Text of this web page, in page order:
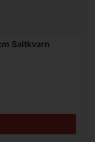
Saltkvarn